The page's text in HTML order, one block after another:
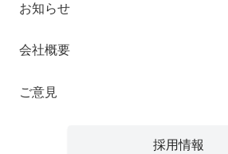
お知らせ
会社概要
ご意見
採用情報